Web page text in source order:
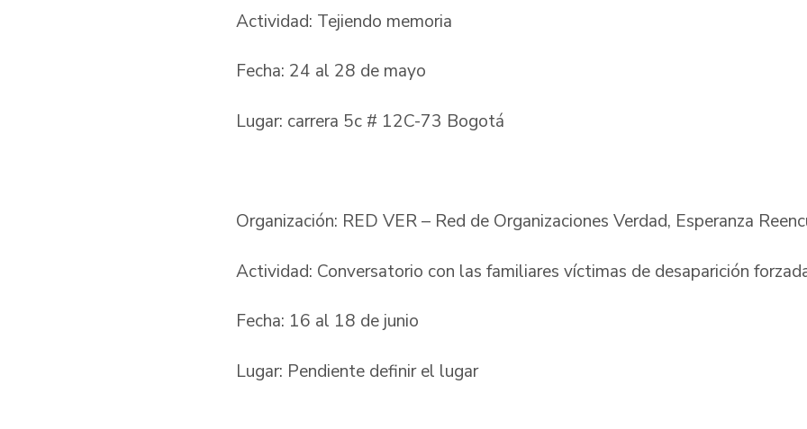
Actividad: Tejiendo memoria
Fecha: 24 al 28 de mayo
Lugar: carrera 5c # 12C-73 Bogotá
Organización: RED VER – Red de Organizaciones Verdad, Esperanza
Actividad: Conversatorio con las familiares víctimas de desaparición
Fecha: 16 al 18 de junio
Lugar: Pendiente definir el lugar